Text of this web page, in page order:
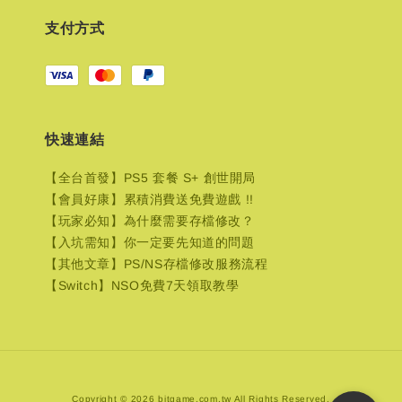
支付方式
快速連結
【全台首發】PS5 套餐 S+ 創世開局
【會員好康】累積消費送免費遊戲 !!
【玩家必知】為什麼需要存檔修改？
【入坑需知】你一定要先知道的問題
【其他文章】PS/NS存檔修改服務流程
【Switch】NSO免費7天領取教學
Copyright © 2026 bitgame.com.tw All Rights Reserved.